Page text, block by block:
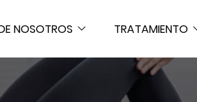
NOSOTROS TRATAMIENTO